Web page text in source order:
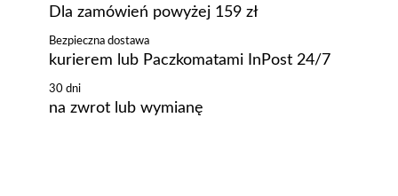
Dla zamówień powyżej 159 zł
Bezpieczna dostawa
kurierem lub Paczkomatami InPost 24/7
30 dni
na zwrot lub wymianę